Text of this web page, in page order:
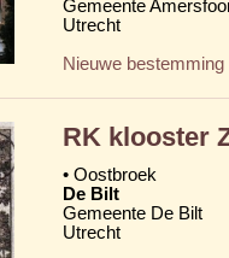
Gemeente
Utrecht
Nieuwe bestemming
RK klooster
• Oostbroek
De Bilt
Gemeente De Bilt
Utrecht